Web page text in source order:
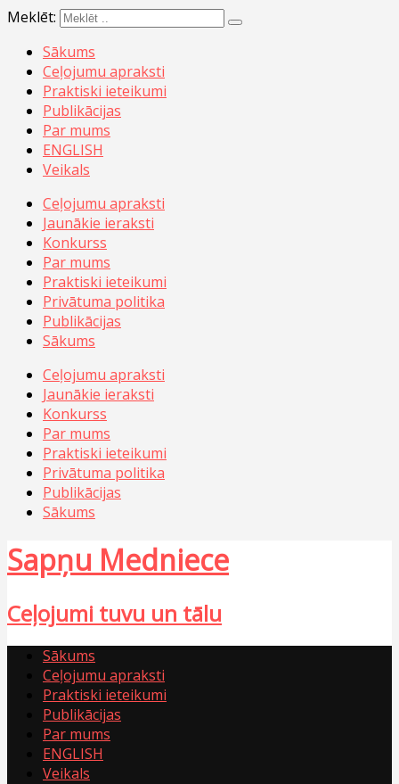
Meklēt:
Sākums
Ceļojumu apraksti
Praktiski ieteikumi
Publikācijas
Par mums
ENGLISH
Veikals
Ceļojumu apraksti
Jaunākie ieraksti
Konkurss
Par mums
Praktiski ieteikumi
Privātuma politika
Publikācijas
Sākums
Ceļojumu apraksti
Jaunākie ieraksti
Konkurss
Par mums
Praktiski ieteikumi
Privātuma politika
Publikācijas
Sākums
Sapņu Medniece
Ceļojumi tuvu un tālu
Sākums
Ceļojumu apraksti
Praktiski ieteikumi
Publikācijas
Par mums
ENGLISH
Veikals